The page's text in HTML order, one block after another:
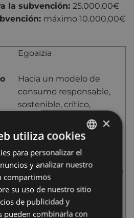
la subvención: 25.000,00€
máximo 10.000,00€
Egoaizia
Hacia un modelo de
consumo responsable,
sostenible, crítico,
ecofeminista.
Este proyecto busca
avanzar hacia un modelo
de consumo responsable,
crítico, transformador y
ecofeminista que
garantice los derechos
BASQUE
SPANISH
×
utiliza cookies
para personalizar el
y analizar nuestro
compartimos
su uso de nuestro sitio
de publicidad y
pueden combinarla con